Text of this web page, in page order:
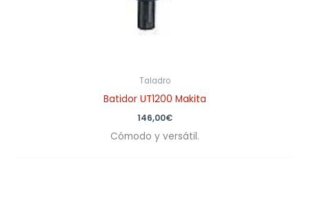
Taladro
Batidor UT1200 Makita
146,00€
Cómodo y versátil.